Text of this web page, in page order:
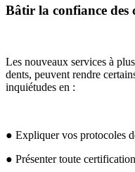
Bâtir la confiance des
Les nouveaux services à
dents, peuvent rendre
inquiétudes en :
● Expliquer vos protocoles
● Présenter toute